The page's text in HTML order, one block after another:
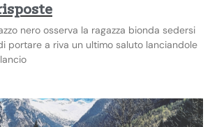
nero osserva la ragazza bionda sedersi
portare a riva un ultimo saluto lanciandole